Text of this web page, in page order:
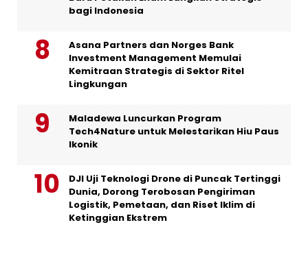
bagi Indonesia
Asana Partners dan Norges Bank
Investment Management Memulai
Kemitraan Strategis di Sektor Ritel
Lingkungan
Maladewa Luncurkan Program
Tech4Nature untuk Melestarikan Hiu Paus
Ikonik
DJI Uji Teknologi Drone di Puncak Tertinggi
Dunia, Dorong Terobosan Pengiriman
Logistik, Pemetaan, dan Riset Iklim di
Ketinggian Ekstrem